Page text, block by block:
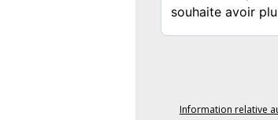
- Nathalie BRIGAUD
Selon l'article L.561.5 du
d'une pièce d'identité vous
Les informations sur les
Information relative